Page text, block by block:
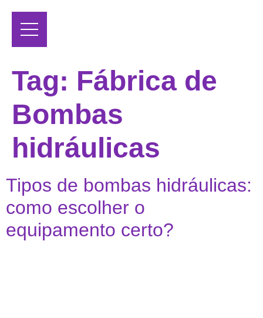
Tag: Fábrica de
Bombas
hidráulicas
Tipos de bombas hidráulicas:
como escolher o
equipamento certo?